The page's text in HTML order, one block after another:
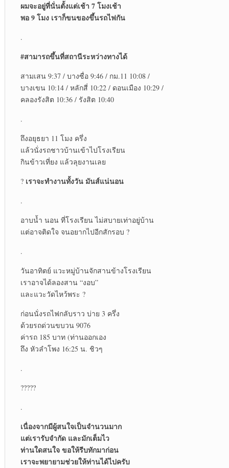
ผมจะอยู่ที่นั่นตั้งแต่เช้า 7 โมงเช้า
พอ 9 โมง เราก็ขนของขึ้นรถไฟกัน
.
#สามารถขึ้นที่สถานีระหว่างทางได้
สามเสน 9:37 / บางซื่อ 9:46 / กม.11 10:08 /
บางเขน 10:14 / หลักสี่ 10:22 / ดอนเมือง 10:29 /
คลองรังสิต 10:36 / รังสิต 10:40
.
ถึงอยุธยา 11 โมง ครึ่ง
แล้วนั่งรถชาวบ้านเข้าไปโรงเรียน
กินข้าวเที่ยง แล้วลุยงานเลย
? เราจะทำงานทั้งวัน มันส์แน่นอน
.
อาบน้ำ นอน ที่โรงเรียน ไม่สบายเท่าอยู่บ้าน
แต่อาจติดใจ จนอยากไปอีกสักรอบ ?
.
วันอาทิตย์ แวะหมู่บ้านจักสานข้างโรงเรียน
เราอาจได้ลองสาน “งอบ”
และแวะวัดไหว้พระ ?
ก่อนนั่งรถไฟกลับราว บ่าย 3 ครึ่ง
ด้วยรถด่วนขบวน 9076
ค่ารถ 185 บาท (ท่านออกเอง
ถึง หัวลำโพง 16:25 น. ชิวๆ
.
?????
.
เนื่องจากมีผู้สนใจเป็นจำนวนมาก
แต่เรารับจำกัด และมักเต็มไว
ท่านใดสนใจ ขอให้รีบทักมาก่อน
เราจะพยายามช่วยให้ท่านได้ไปครับ